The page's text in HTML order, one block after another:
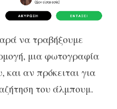
να τραβήξουμε
μια φωτογραφία
και αν πρόκειται για
του άλμπουμ.